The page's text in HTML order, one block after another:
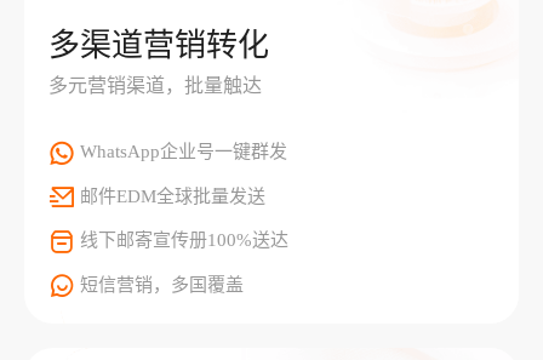
多渠道营销转化
多元营销渠道，批量触达
WhatsApp企业号一键群发
邮件EDM全球批量发送
线下邮寄宣传册100%送达
短信营销，多国覆盖